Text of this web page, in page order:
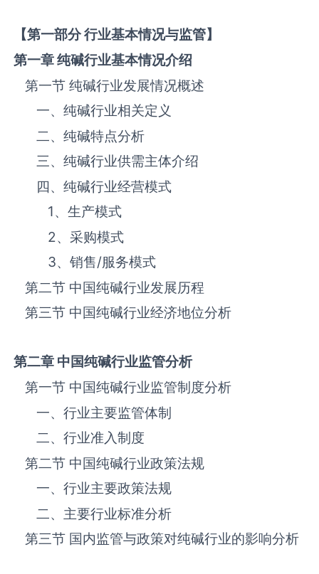
【第一部分 行业基本情况与监管】
第一章 纯碱行业基本情况介绍
第一节 纯碱‌‌‌行业发展情况概述
一、纯碱‌‌‌行业相关定义
二、纯碱‌‌‌特点分析
三、纯碱‌‌‌行业供需主体介绍
四、纯碱‌‌‌行业经营模式
1、生产模式
2、采购模式
3、销售/服务模式
第二节 中国纯碱‌‌‌行业发展历程
第三节 中国纯碱行业经济地位分析
第二章 中国纯碱行业监管分析
第一节 中国纯碱‌‌‌行业监管制度分析
一、行业主要监管体制
二、行业准入制度
第二节 中国纯碱‌‌‌行业政策法规
一、行业主要政策法规
二、主要行业标准分析
第三节 国内监管与政策对纯碱‌‌‌行业的影响分析